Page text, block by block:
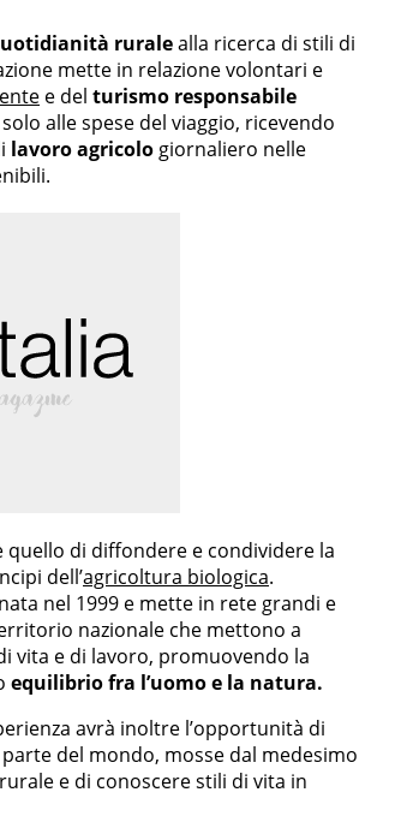
ruralealla ricerca di stili di
mette in relazione volontari e
e del turismo responsabile
alle spese del viaggio, ricevendo
lavoro agricolo giornaliero nelle
quello di diffondere e condividere la
dell’agricoltura biologica.
nel 1999 e mette in rete grandi e
nazionale che mettono a
vita e di lavoro, promuovendo la
equilibrio fra l’uomo e la natura.
avrà inoltre l’opportunità di
del mondo, mosse dal medesimo
e di conoscere stili di vita in